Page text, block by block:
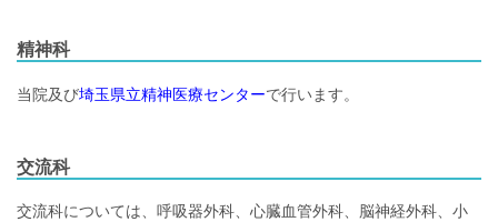
精神科
当院及び埼玉県立精神医療センターで行います。
交流科
交流科については、呼吸器外科、心臓血管外科、脳神経外科、小